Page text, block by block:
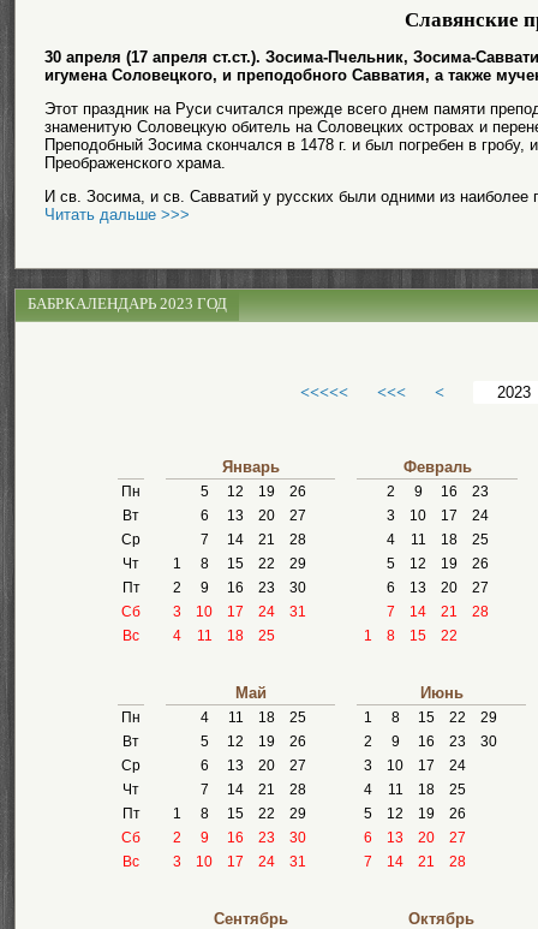
Славянские
30 апреля (17 апреля ст.ст.). Зосима-Пчельник, Зосима-
игумена Соловецкого, и преподобного Савватия, а также
Этот праздник на Руси считался прежде всего днем памяти
знаменитую Соловецкую обитель на Соловецких островах и
Преподобный Зосима скончался в 1478 г. и был погребен в
Преображенского храма.
И св. Зосима, и св. Савватий у русских были одними из наиболее
Читать дальше >>>
БАБР.КАЛЕНДАРЬ 2023 ГОД
<<<<< <<< <
Пн
Вт
Ср
Чт
Пт
Сб
Вс
Январь
5 12 19
26
6
13 20
27
7
14 21
28
1
8 15 22
29
2
9 16 23
30
3
10 17 24
31
4
11 18 25
Февраль
2 9 16
23
3
10 17
24
4
11 18
25
5
12 19
26
6
13 20
27
7
14 21
28
1
8 15 22
Пн
Вт
Ср
Чт
Пт
Сб
Вс
Май
4 11 18
25
5
12 19
26
6
13 20
27
7
14 21
28
1
8 15 22
29
2
9 16 23
30
3
10 17 24 31
Июнь
1 8 15 22
29
2
9 16 23
30
3
10 17
24
4
11 18
25
5
12 19
26
6
13 20
27
7
14 21 28
Сентябрь Октябрь